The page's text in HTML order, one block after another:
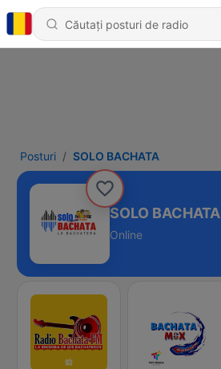
Posturi SOLO BACHATA
SOLO BACHATA
Online